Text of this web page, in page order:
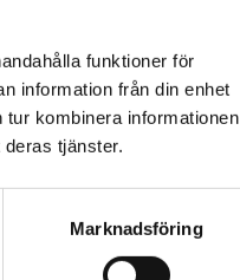
funktioner för
information från din enhet
kombinera informationen
tjänster.
Marknadsföring
Allmänna länkar